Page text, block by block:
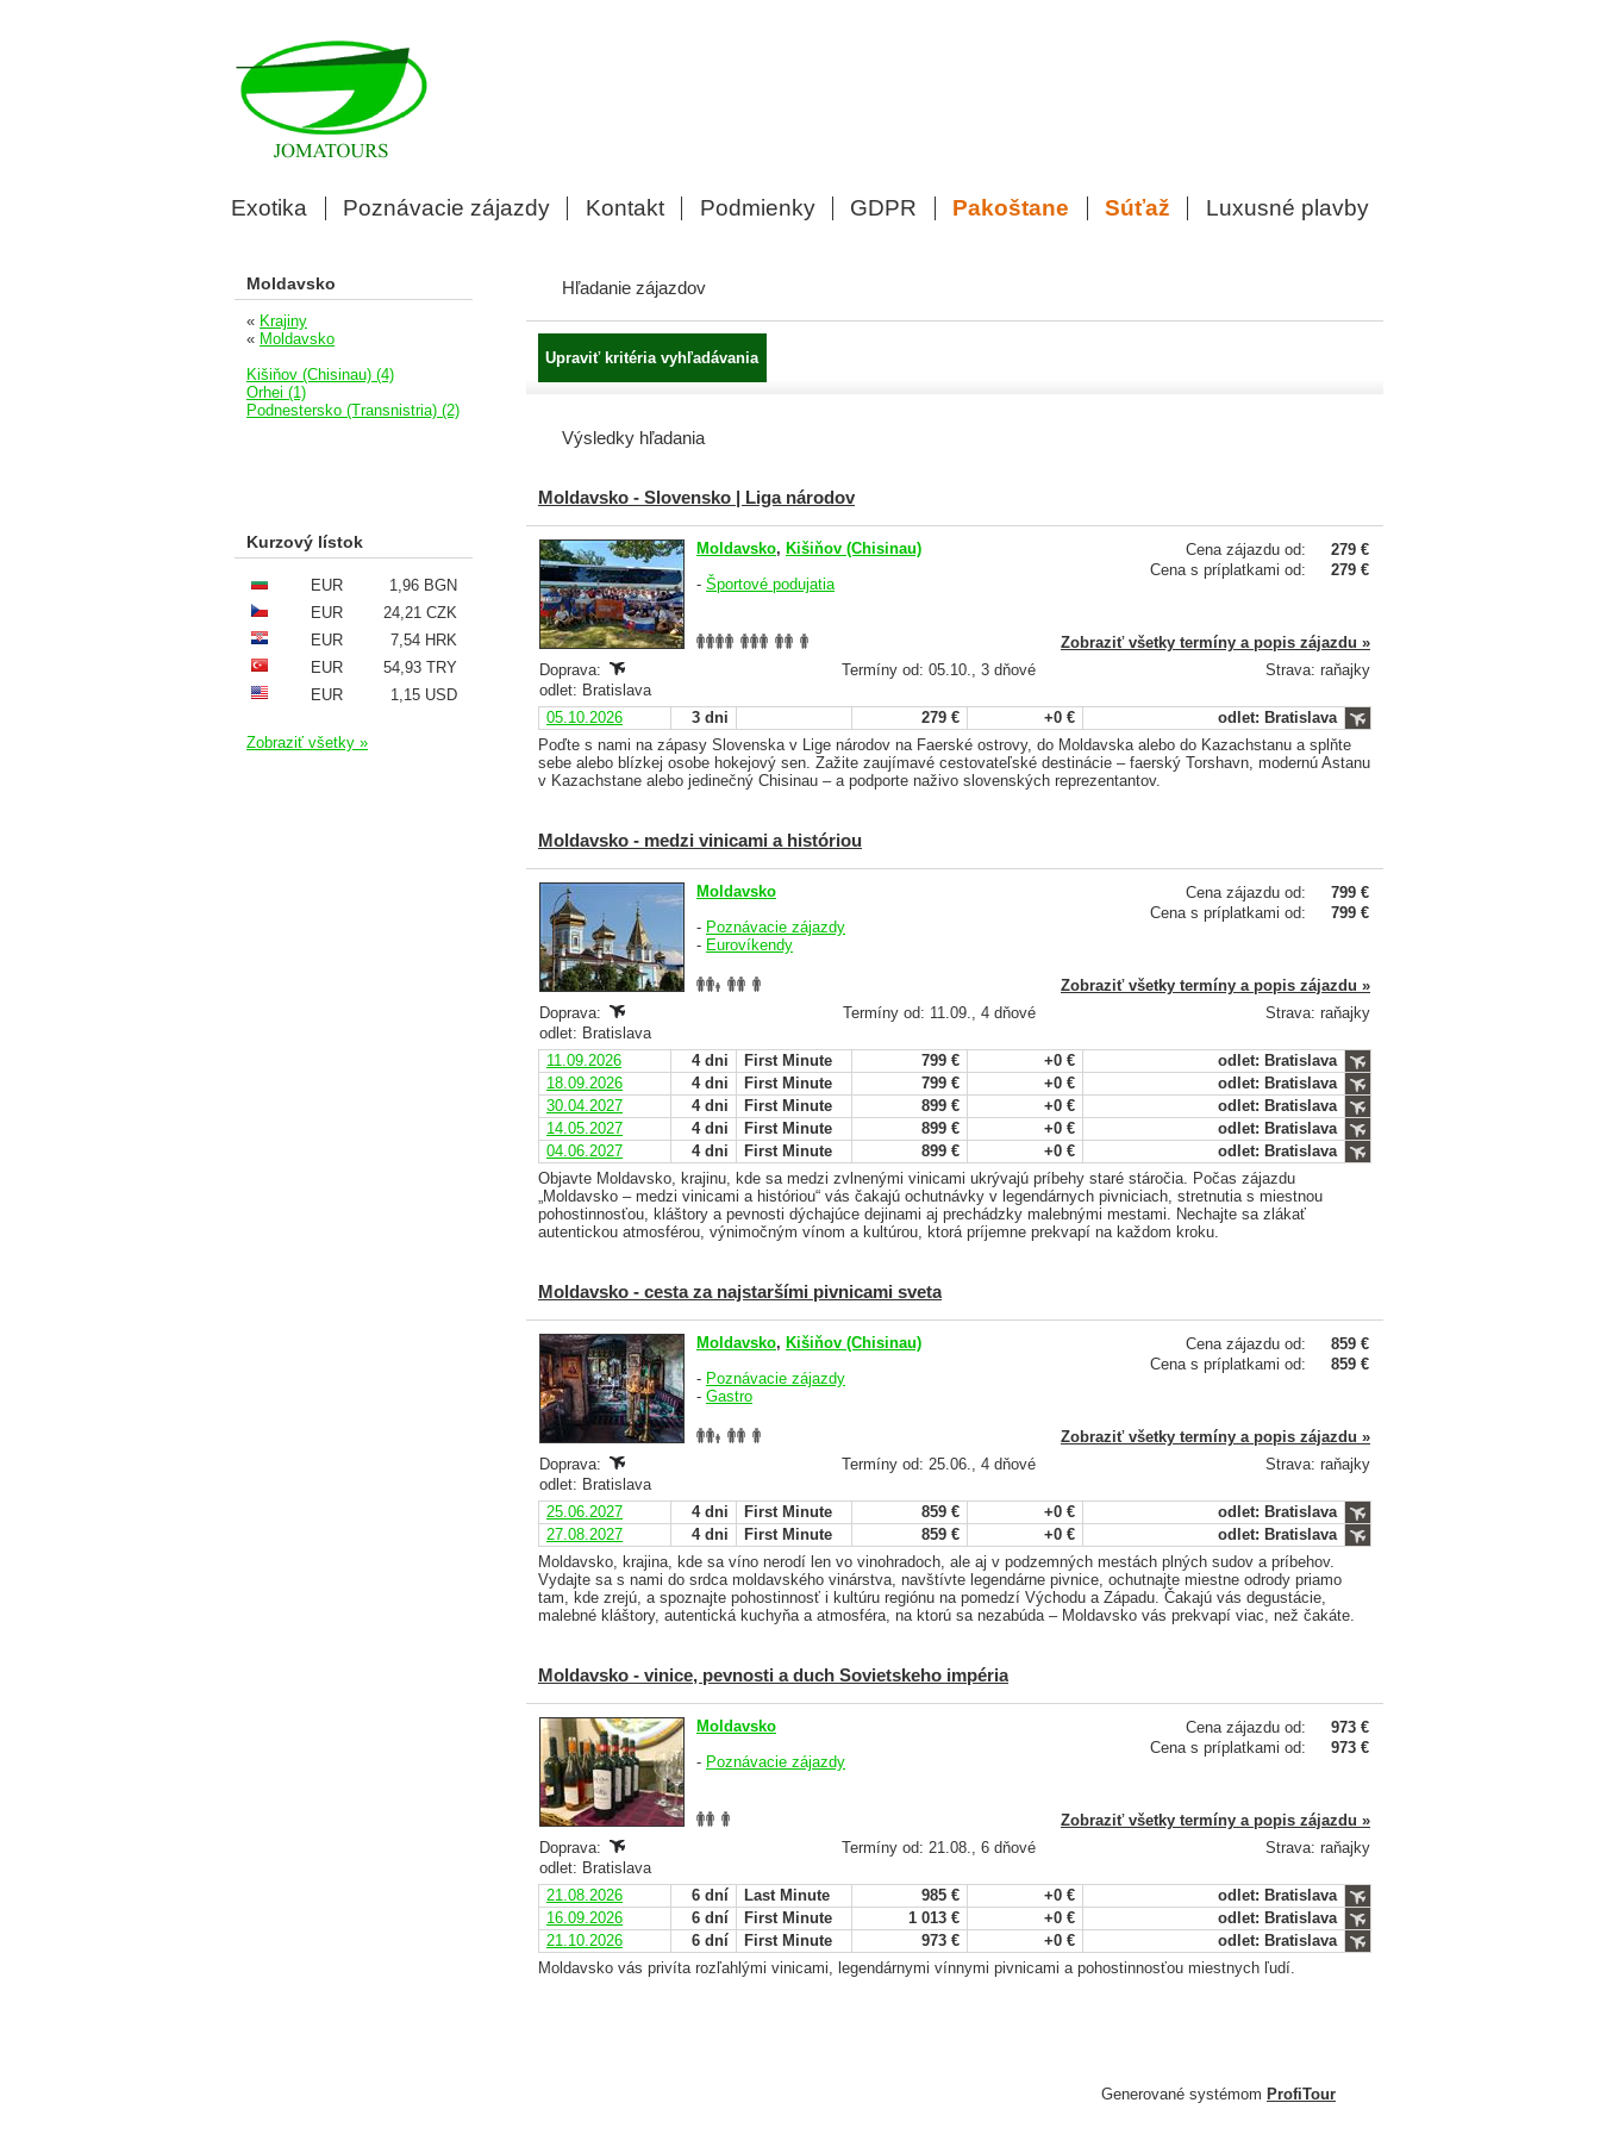
Exotika Poznávacie zájazdy Kontakt Podmienky GDPR Pakoštane Súťaž Luxusné plavby
Hľadanie zájazdov
Výsledky hľadania
Moldavsko - Slovensko | Liga národov
Cena zájazdu od:
279 €
Cena s príplatkami od:
279 €
Moldavsko, Kišiňov (Chisinau)
- Športové podujatia
Zobraziť všetky termíny a popis zájazdu »
Doprava:
Termíny od: 05.10., 3 dňové
Strava: raňajky
odlet: Bratislava
05.10.2026
3 dni 279 € +0 €
odlet: Bratislava
Poďte s nami na zápasy Slovenska v Lige národov na Faerské ostrovy, do Moldavska alebo do Kazachstanu a splňte
sebe alebo blízkej osobe hokejový sen. Zažite zaujímavé cestovateľské destinácie – faerský Torshavn, modernú Astanu
v Kazachstane alebo jedinečný Chisinau – a podporte naživo slovenských reprezentantov.
Moldavsko - medzi vinicami a históriou
Cena zájazdu od:
799 €
Cena s príplatkami od:
799 €
Moldavsko
- Poznávacie zájazdy
- Eurovíkendy
Zobraziť všetky termíny a popis zájazdu »
Doprava:
Termíny od: 11.09., 4 dňové
Strava: raňajky
odlet: Bratislava
11.09.2026
4 dni First Minute 799 € +0 €
odlet: Bratislava
18.09.2026
4 dni First Minute 799 € +0 €
odlet: Bratislava
30.04.2027
4 dni First Minute 899 € +0 €
odlet: Bratislava
14.05.2027
4 dni First Minute 899 € +0 €
odlet: Bratislava
04.06.2027
4 dni First Minute 899 € +0 €
odlet: Bratislava
Objavte Moldavsko, krajinu, kde sa medzi zvlnenými vinicami ukrývajú príbehy staré stáročia. Počas zájazdu
„Moldavsko – medzi vinicami a históriou“ vás čakajú ochutnávky v legendárnych pivniciach, stretnutia s miestnou
pohostinnosťou, kláštory a pevnosti dýchajúce dejinami aj prechádzky malebnými mestami. Nechajte sa zlákať
autentickou atmosférou, výnimočným vínom a kultúrou, ktorá príjemne prekvapí na každom kroku.
Moldavsko - cesta za najstaršími pivnicami sveta
Cena zájazdu od:
859 €
Cena s príplatkami od:
859 €
Moldavsko, Kišiňov (Chisinau)
- Poznávacie zájazdy
- Gastro
Zobraziť všetky termíny a popis zájazdu »
Doprava:
Termíny od: 25.06., 4 dňové
Strava: raňajky
odlet: Bratislava
25.06.2027
4 dni First Minute 859 € +0 €
odlet: Bratislava
27.08.2027
4 dni First Minute 859 € +0 €
odlet: Bratislava
Moldavsko, krajina, kde sa víno nerodí len vo vinohradoch, ale aj v podzemných mestách plných sudov a príbehov.
Vydajte sa s nami do srdca moldavského vinárstva, navštívte legendárne pivnice, ochutnajte miestne odrody priamo
tam, kde zrejú, a spoznajte pohostinnosť i kultúru regiónu na pomedzí Východu a Západu. Čakajú vás degustácie,
malebné kláštory, autentická kuchyňa a atmosféra, na ktorú sa nezabúda – Moldavsko vás prekvapí viac, než čakáte.
Moldavsko - vinice, pevnosti a duch Sovietskeho impéria
Cena zájazdu od:
973 €
Cena s príplatkami od:
973 €
Moldavsko
- Poznávacie zájazdy
Zobraziť všetky termíny a popis zájazdu »
Doprava:
Termíny od: 21.08., 6 dňové
Strava: raňajky
odlet: Bratislava
21.08.2026
6 dní Last Minute 985 € +0 €
odlet: Bratislava
16.09.2026
6 dní First Minute 1 013 € +0 €
odlet: Bratislava
21.10.2026
6 dní First Minute 973 € +0 €
odlet: Bratislava
Moldavsko vás privíta rozľahlými vinicami, legendárnymi vínnymi pivnicami a pohostinnosťou miestnych ľudí.
Moldavsko
« Krajiny
« Moldavsko
Kišiňov (Chisinau) (4)
Orhei (1)
Podnestersko (Transnistria) (2)
Kurzový lístok
EUR
1,96 BGN
EUR
24,21 CZK
EUR
7,54 HRK
EUR
54,93 TRY
EUR
1,15 USD
Zobraziť všetky »
Generované systémom ProfiTour